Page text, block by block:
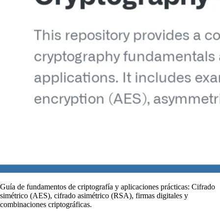
Guía de fundamentos de criptografía y aplicaciones prácticas: Cifrado
simétrico (AES), cifrado asimétrico (RSA), firmas digitales y
combinaciones criptográficas.